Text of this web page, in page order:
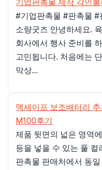
기업판촉물 제작 각인
#기업판촉물 #판촉물
소량굿즈 안녕하세요.
회사에서 행사 준비를
고민됩니다. 처음에는
막상...
맥세이프 보조배터리
M100후기
제품 뒷면의 넓은 영역
등을 넣을 수 있는 풀 컬
판촉물 판매처에서 동